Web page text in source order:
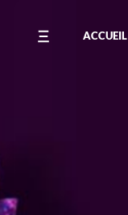
ACCUEIL